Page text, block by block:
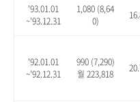
'93.01.01
~'93.12.31
1,080 (8,64
0)
'92.01.01
~'92.12.31
990 (7,290)
월 223,818